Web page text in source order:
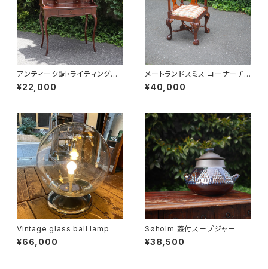
アンティーク調・ライティングデ
スク
¥22,000
メートランドスミス コーナーチェ
ア
¥40,000
Vintage glass ball lamp
¥66,000
Søholm 蓋付スープジャー
¥38,500